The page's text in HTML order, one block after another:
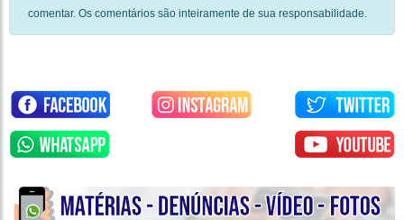
comentar. Os comentários são inteiramente de sua responsabilidade.